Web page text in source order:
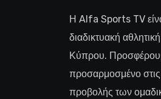
Η Alfa Sports TV
διαδικτυακή
Κύπρου.
προσαρμοσμένο
προβολής των